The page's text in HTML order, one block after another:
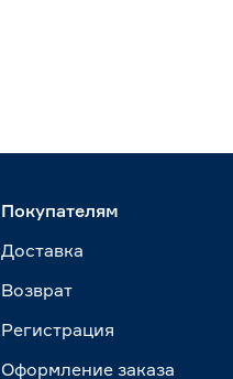
Покупателям
Доставка
Возврат
Регистрация
Оформление заказа